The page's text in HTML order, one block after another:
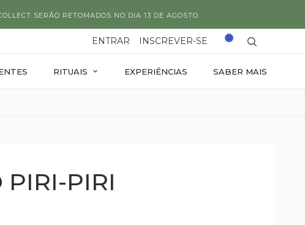
SERÃO RETOMADOS NO DIA 13 DE AGOSTO.
ENTRAR INSCREVER-SE 0
RITUAIS EXPERIÊNCIAS SABER MAIS
PIRI-PIRI